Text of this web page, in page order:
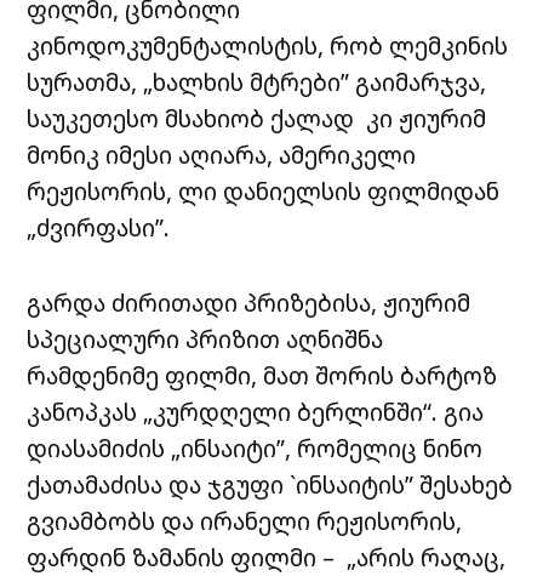
ფილმი, ცნობილი
კინოდოკუმენტალისტის, რობ ლემკინის
სურათმა, „ხალხის მტრები” გაიმარჯვა,
საუკეთესო მსახიობ ქალად კი ჟიურიმ
მონიკ იმესი აღიარა, ამერიკელი
რეჟისორის, ლი დანიელსის ფილმიდან
„ძვირფასი”.
გარდა ძირითადი პრიზებისა, ჟიურიმ
სპეციალური პრიზით აღნიშნა
რამდენიმე ფილმი, მათ შორის ბარტოზ
კანოპკას „კურდღელი ბერლინში“. გია
დიასამიძის „ინსაიტი”, რომელიც ნინო
ქათამაძისა და ჯგუფი `ინსაიტის” შესახებ
გვიამბობს და ირანელი რეჟისორის,
ფარდინ ზამანის ფილმი – „არის რაღაც,